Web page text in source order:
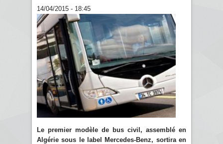
14/04/2015 - 18:45
Le premier modèle de bus civil, assemblé en
Algérie sous le label Mercedes-Benz, sortira en